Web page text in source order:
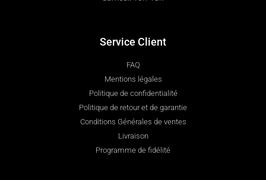
Service Client
FAQ
Mentions légales
Politique de confidentialité
Politique de retour et de garantie
Conditions Générales de ventes
Livraison
Programme de fidélité